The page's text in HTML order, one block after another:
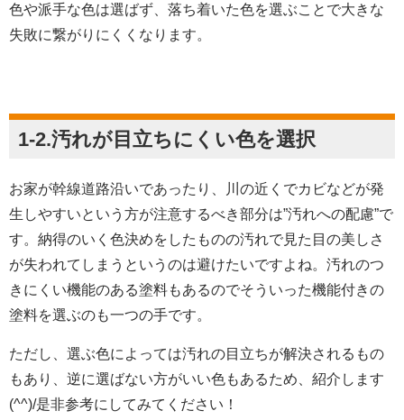
色や派手な色は選ばず、落ち着いた色を選ぶことで大きな
失敗に繋がりにくくなります。
1-2.汚れが目立ちにくい色を選択
お家が幹線道路沿いであったり、川の近くでカビなどが発
生しやすいという方が注意するべき部分は”汚れへの配慮”で
す。納得のいく色決めをしたものの汚れで見た目の美しさ
が失われてしまうというのは避けたいですよね。汚れのつ
きにくい機能のある塗料もあるのでそういった機能付きの
塗料を選ぶのも一つの手です。
ただし、選ぶ色によっては汚れの目立ちが解決されるもの
もあり、逆に選ばない方がいい色もあるため、紹介します
(^^)/是非参考にしてみてください！